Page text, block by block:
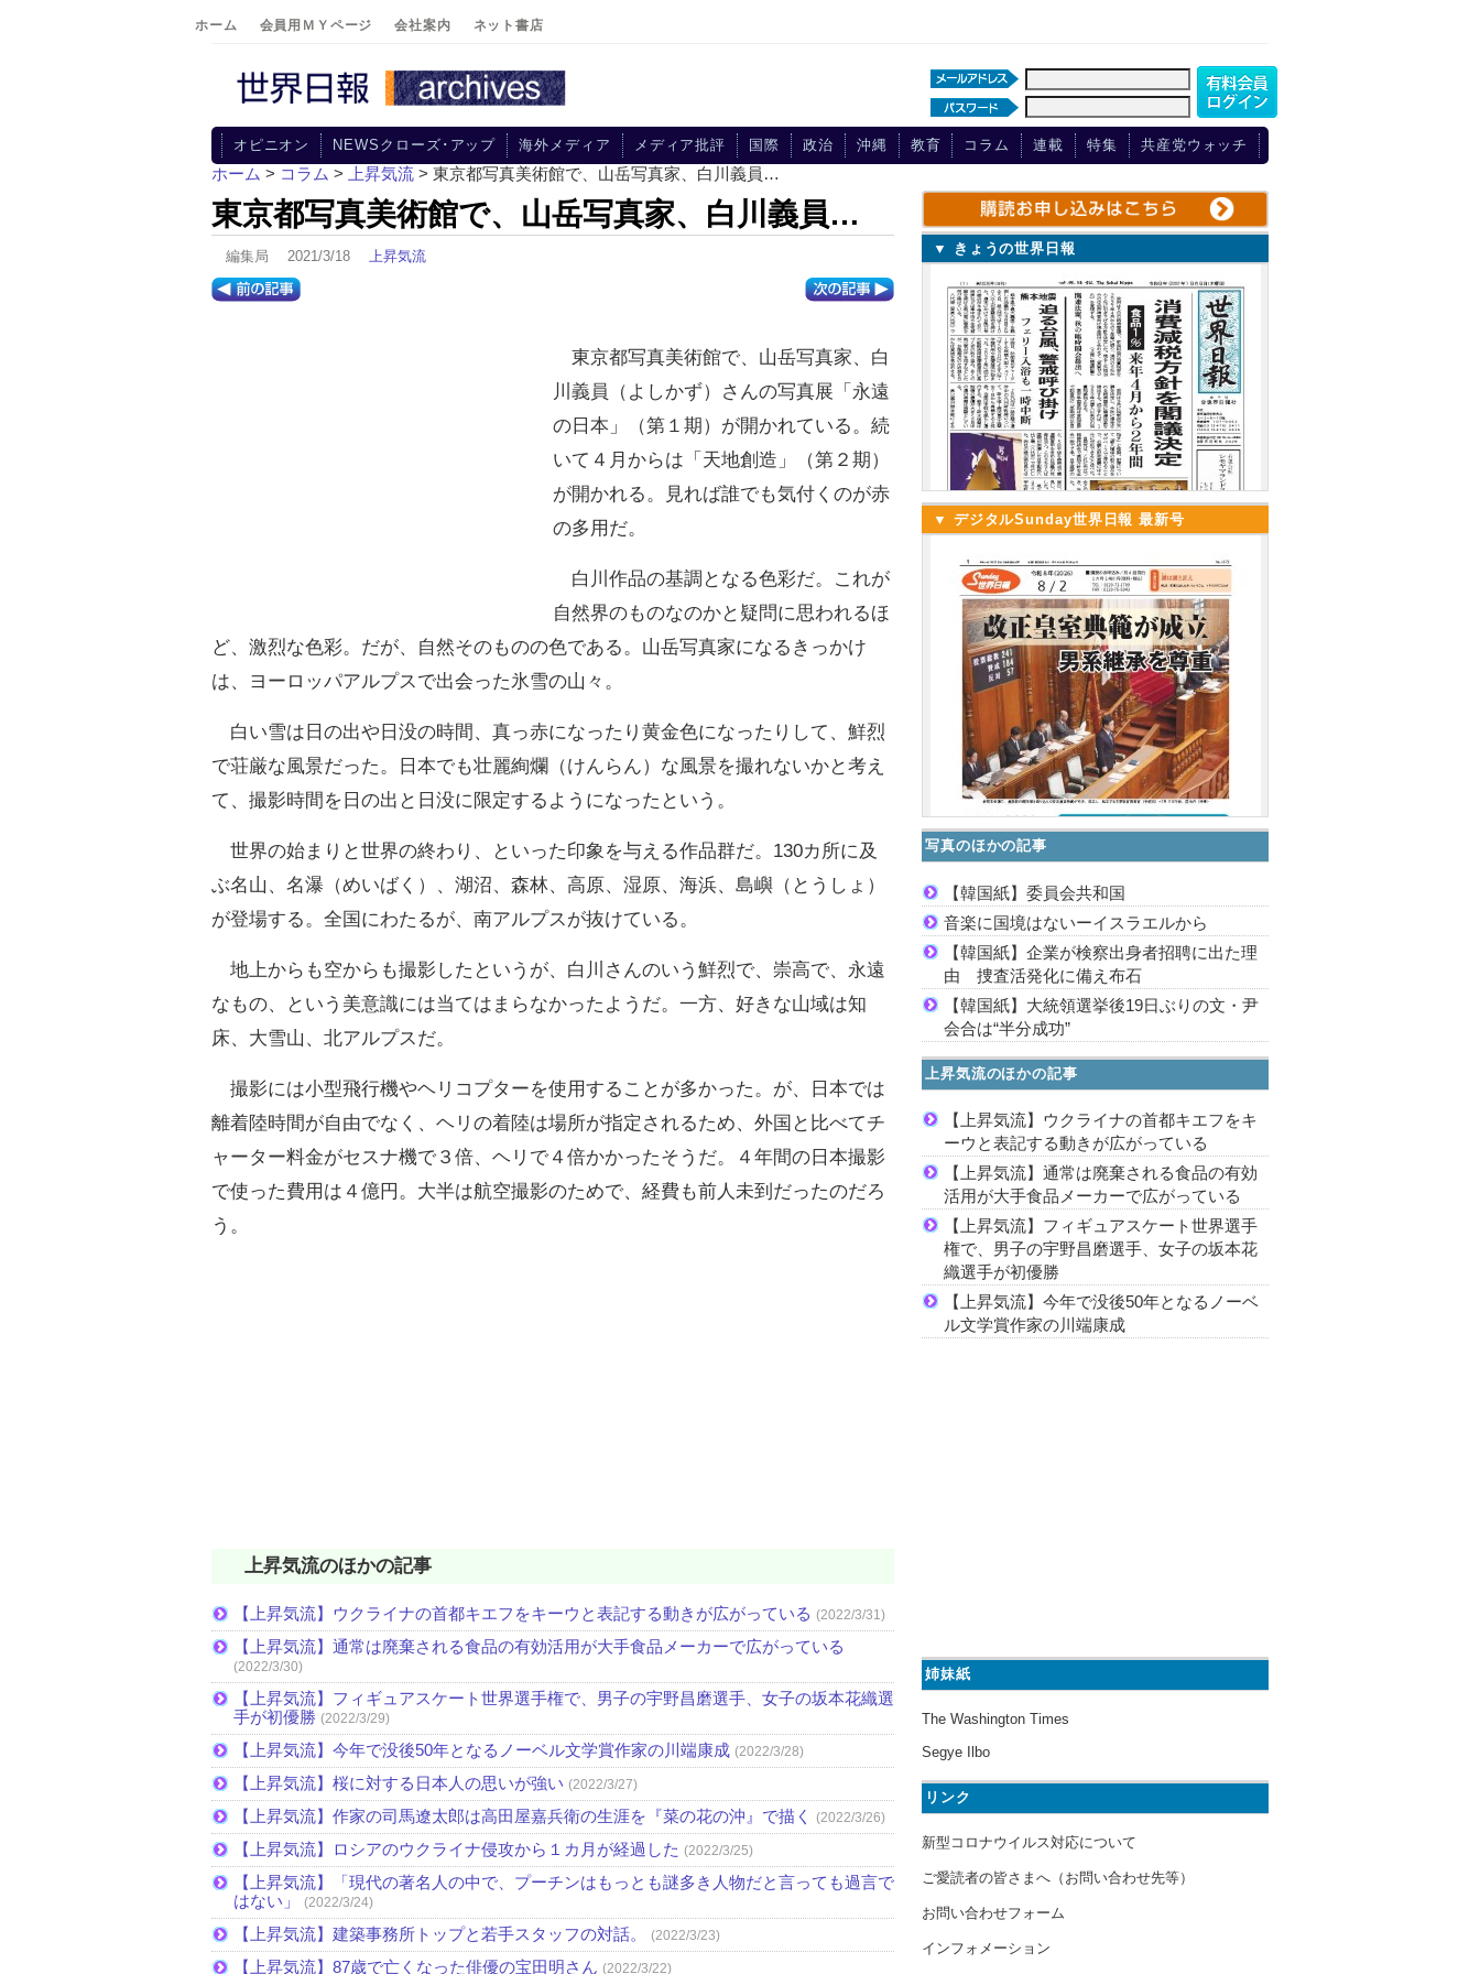
ホーム 会員用ＭＹページ 会社案内 ネット書店
オピニオン NEWSクローズ･アップ 海外メディア メディア批評 国際 政治 沖縄 教育 コラム 連載 特集 共産党ウォッチ
ホーム > コラム > 上昇気流 > 東京都写真美術館で、山岳写真家、白川義員…
東京都写真美術館で、山岳写真家、白川義員…
編集局 2021/3/18 上昇気流
東京都写真美術館で、山岳写真家、白
川義員（よしかず）さんの写真展「永遠
の日本」（第１期）が開かれている。続
いて４月からは「天地創造」（第２期）
が開かれる。見れば誰でも気付くのが赤
の多用だ。
白川作品の基調となる色彩だ。これが
自然界のものなのかと疑問に思われるほ
ど、激烈な色彩。だが、自然そのものの色である。山岳写真家になるきっかけ
は、ヨーロッパアルプスで出会った氷雪の山々。
白い雪は日の出や日没の時間、真っ赤になったり黄金色になったりして、鮮烈
で荘厳な風景だった。日本でも壮麗絢爛（けんらん）な風景を撮れないかと考え
て、撮影時間を日の出と日没に限定するようになったという。
世界の始まりと世界の終わり、といった印象を与える作品群だ。130カ所に及
ぶ名山、名瀑（めいばく）、湖沼、森林、高原、湿原、海浜、島嶼（とうしょ）
が登場する。全国にわたるが、南アルプスが抜けている。
地上からも空からも撮影したというが、白川さんのいう鮮烈で、崇高で、永遠
なもの、という美意識には当てはまらなかったようだ。一方、好きな山域は知
床、大雪山、北アルプスだ。
撮影には小型飛行機やヘリコプターを使用することが多かった。が、日本では
離着陸時間が自由でなく、ヘリの着陸は場所が指定されるため、外国と比べてチ
ャーター料金がセスナ機で３倍、ヘリで４倍かかったそうだ。４年間の日本撮影
で使った費用は４億円。大半は航空撮影のためで、経費も前人未到だったのだろ
う。
上昇気流のほかの記事
【上昇気流】ウクライナの首都キエフをキーウと表記する動きが広がっている (2022/3/31)
【上昇気流】通常は廃棄される食品の有効活用が大手食品メーカーで広がっている
(2022/3/30)
【上昇気流】フィギュアスケート世界選手権で、男子の宇野昌磨選手、女子の坂本花織選
手が初優勝 (2022/3/29)
【上昇気流】今年で没後50年となるノーベル文学賞作家の川端康成 (2022/3/28)
【上昇気流】桜に対する日本人の思いが強い (2022/3/27)
【上昇気流】作家の司馬遼太郎は高田屋嘉兵衛の生涯を『菜の花の沖』で描く (2022/3/26)
【上昇気流】ロシアのウクライナ侵攻から１カ月が経過した (2022/3/25)
【上昇気流】「現代の著名人の中で、プーチンはもっとも謎多き人物だと言っても過言で
はない」
(2022/3/24)
【上昇気流】建築事務所トップと若手スタッフの対話。 (2022/3/23)
【上昇気流】87歳で亡くなった俳優の宝田明さん (2022/3/22)
▼ きょうの世界日報
▼ デジタルSunday世界日報 最新号
写真のほかの記事
【韓国紙】委員会共和国
音楽に国境はないーイスラエルから
【韓国紙】企業が検察出身者招聘に出た理
由 捜査活発化に備え布石
【韓国紙】大統領選挙後19日ぶりの文・尹
会合は“半分成功”
上昇気流のほかの記事
【上昇気流】ウクライナの首都キエフをキ
ーウと表記する動きが広がっている
【上昇気流】通常は廃棄される食品の有効
活用が大手食品メーカーで広がっている
【上昇気流】フィギュアスケート世界選手
権で、男子の宇野昌磨選手、女子の坂本花
織選手が初優勝
【上昇気流】今年で没後50年となるノーベ
ル文学賞作家の川端康成
姉妹紙
The Washington Times
Segye Ilbo
リンク
新型コロナウイルス対応について
ご愛読者の皆さまへ（お問い合わせ先等）
お問い合わせフォーム
インフォメーション